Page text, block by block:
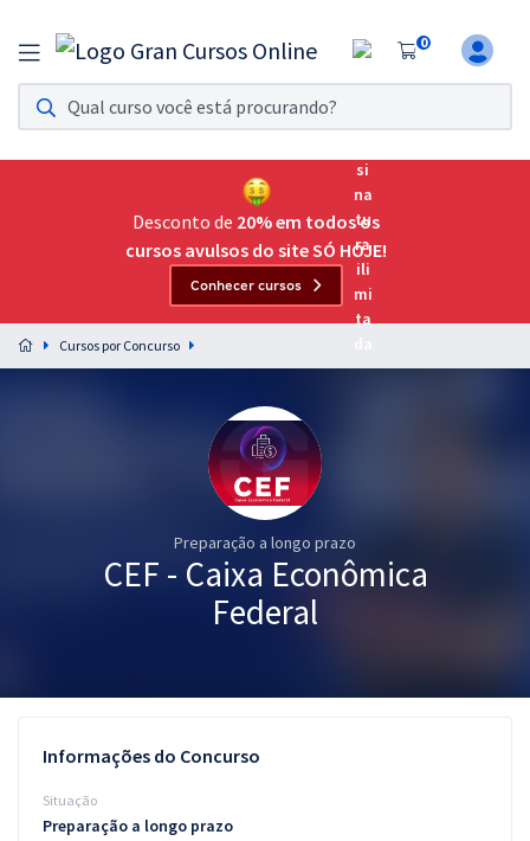
0
Assinatura Ilimitada 11
Acesso a todos os cursos. Teste grátis por 7 dias!
Assinatura OAB Até Passar
Acesso ilimitado a toda preparação para o Exame da
Preparação completa e intensiva para as principais
residências em saúde do Brasil
Conteúdo gratuito
Desconto de 20% em todos os
cursos avulsos do site SÓ HOJE!
Conhecer cursos
Cursos por Concurso
Preparação a longo prazo
CEF - Caixa Econômica
Federal
Informações do Concurso
Situação
Preparação a longo prazo